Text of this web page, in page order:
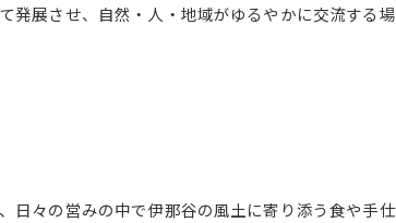
展させ、自然・人・地域がゆるやかに交流する場
日々の営みの中で伊那谷の風土に寄り添う食や手